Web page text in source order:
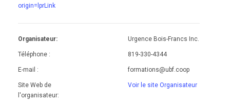
origin=lprLink
Organisateur: Urgence Bois-Francs Inc.
Téléphone : 819-330-4344
E-mail : formations@ubf.coop
Site Web de
l'organisateur:
Voir le site Organisateur